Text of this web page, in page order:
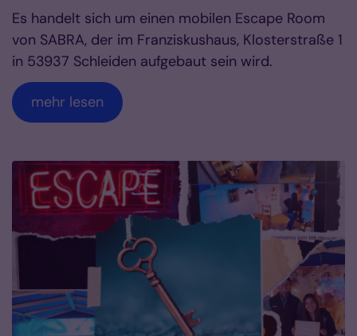
Es handelt sich um einen mobilen Escape Room
von SABRA, der im Franziskushaus, Klosterstraße 1
in 53937 Schleiden aufgebaut sein wird.
mehr lesen